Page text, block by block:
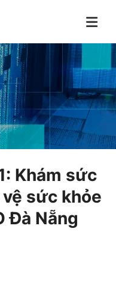
Khám sức
sức khỏe
Đà Nẵng